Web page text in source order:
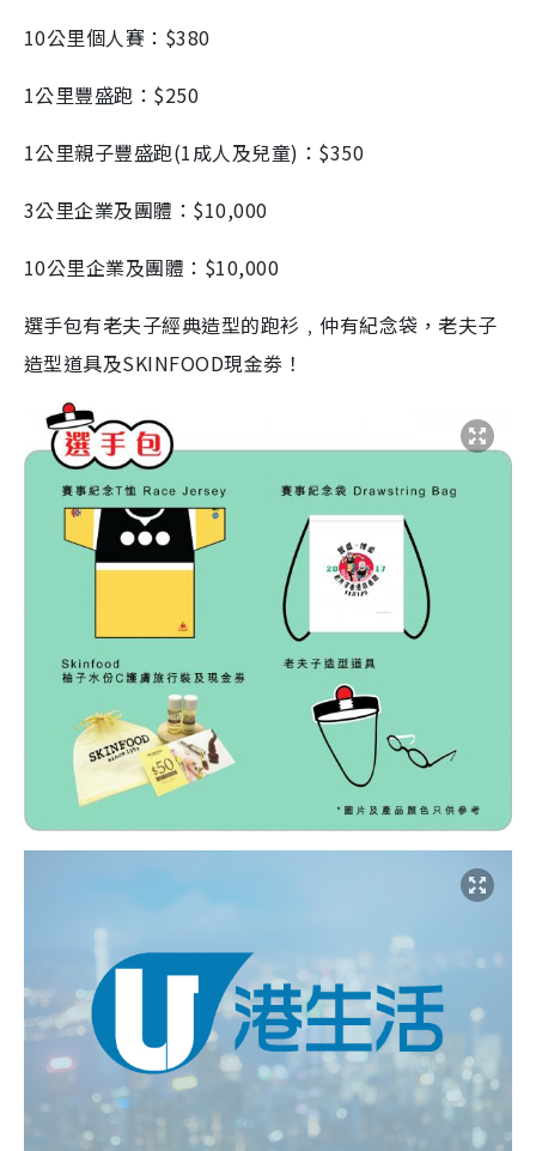
10公里個人賽：$380
1公里豐盛跑：$250
1公里親子豐盛跑(1成人及兒童)：$350
3公里企業及團體：$10,000
10公里企業及團體：$10,000
選手包有老夫子經典造型的跑衫﹐仲有紀念袋，老夫子
造型道具及SKINFOOD現金劵！